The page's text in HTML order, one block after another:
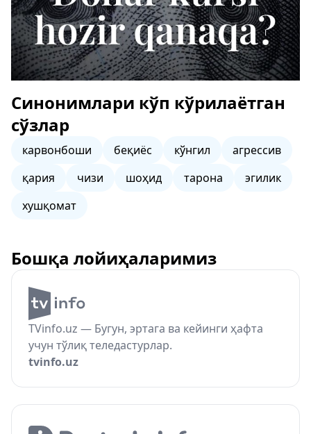
Синонимлари кўп кўрилаётган
сўзлар
карвонбоши беқиёс кўнгил
агрессив
қария
чизи шоҳид тарона
эгилик
хушқомат
Бошқа лойиҳаларимиз
TVinfo.uz — Бугун, эртага ва кейинги ҳафта
учун тўлиқ теледастурлар.
tvinfo.uz